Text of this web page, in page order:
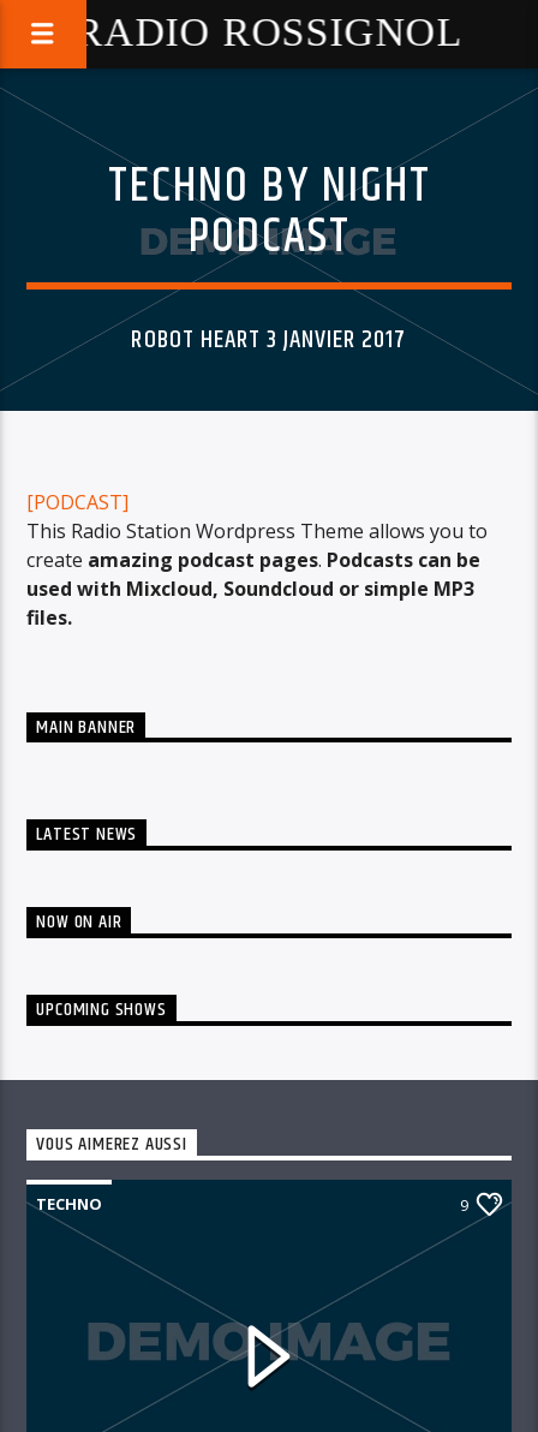
RADIO ROSSIGNOL
TECHNO BY NIGHT
PODCAST
ROBOT HEART 3 JANVIER 2017
[PODCAST]
This Radio Station Wordpress Theme allows you to
create amazing podcast pages. Podcasts can be
used with Mixcloud, Soundcloud or simple MP3
files.
MAIN BANNER
LATEST NEWS
NOW ON AIR
UPCOMING SHOWS
VOUS AIMEREZ AUSSI
TECHNO 9